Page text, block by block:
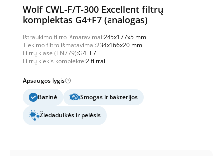
Wolf CWL-F/T-300 Excellent filtrų
komplektas G4+F7 (analogas)
Ištraukimo filtro išmatavimai:245x177x5 mm
Tiekimo filtro išmatavimai:234x166x20 mm
Filtrų klasė (EN779):G4+F7
Filtrų kiekis komplekte:2 filtrai
Apsaugos lygis
Bazinė
Smogas ir bakterijos
Žiedadulkės ir pelėsis